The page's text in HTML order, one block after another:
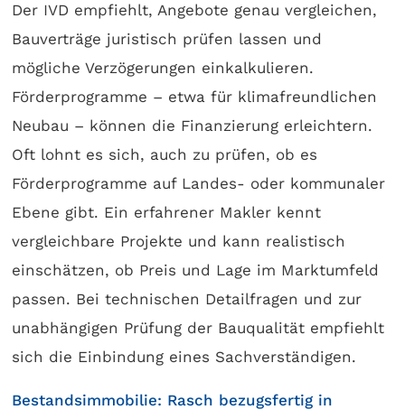
Der IVD empfiehlt, Angebote genau vergleichen,
Bauverträge juristisch prüfen lassen und
mögliche Verzögerungen einkalkulieren.
Förderprogramme – etwa für klimafreundlichen
Neubau – können die Finanzierung erleichtern.
Oft lohnt es sich, auch zu prüfen, ob es
Förderprogramme auf Landes- oder kommunaler
Ebene gibt. Ein erfahrener Makler kennt
vergleichbare Projekte und kann realistisch
einschätzen, ob Preis und Lage im Marktumfeld
passen. Bei technischen Detailfragen und zur
unabhängigen Prüfung der Bauqualität empfiehlt
sich die Einbindung eines Sachverständigen.
Bestandsimmobilie: Rasch bezugsfertig in